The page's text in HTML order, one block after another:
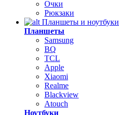
Очки
Рюкзаки
Планшеты и ноутбуки
Планшеты
Samsung
BQ
TCL
Apple
Xiaomi
Realme
Blackview
Atouch
Ноутбуки